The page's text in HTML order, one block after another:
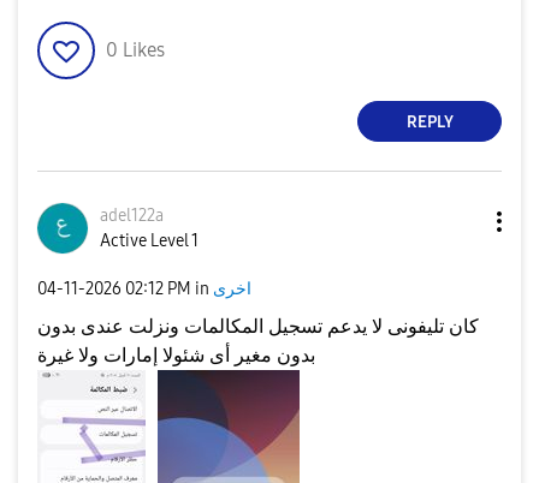
0 Likes
REPLY
adel122a
Active Level 1
‎04-11-2026 02:12 PM in اخرى
كان تليفونى لا يدعم تسجيل المكالمات ونزلت عندى بدون
بدون مغير أى شئولا إمارات ولا غيرة